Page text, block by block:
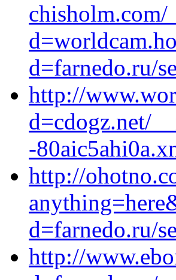
chisholm.com/
d=farnedo.ru/
http://
d=cdogz.net/
-
http://
d=farnedo.ru/
http://